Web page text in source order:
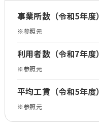
事業所数（令和5年度）
※参照元
利用者数（令和7年度）
※参照元
平均工賃（令和5年度）
※参照元